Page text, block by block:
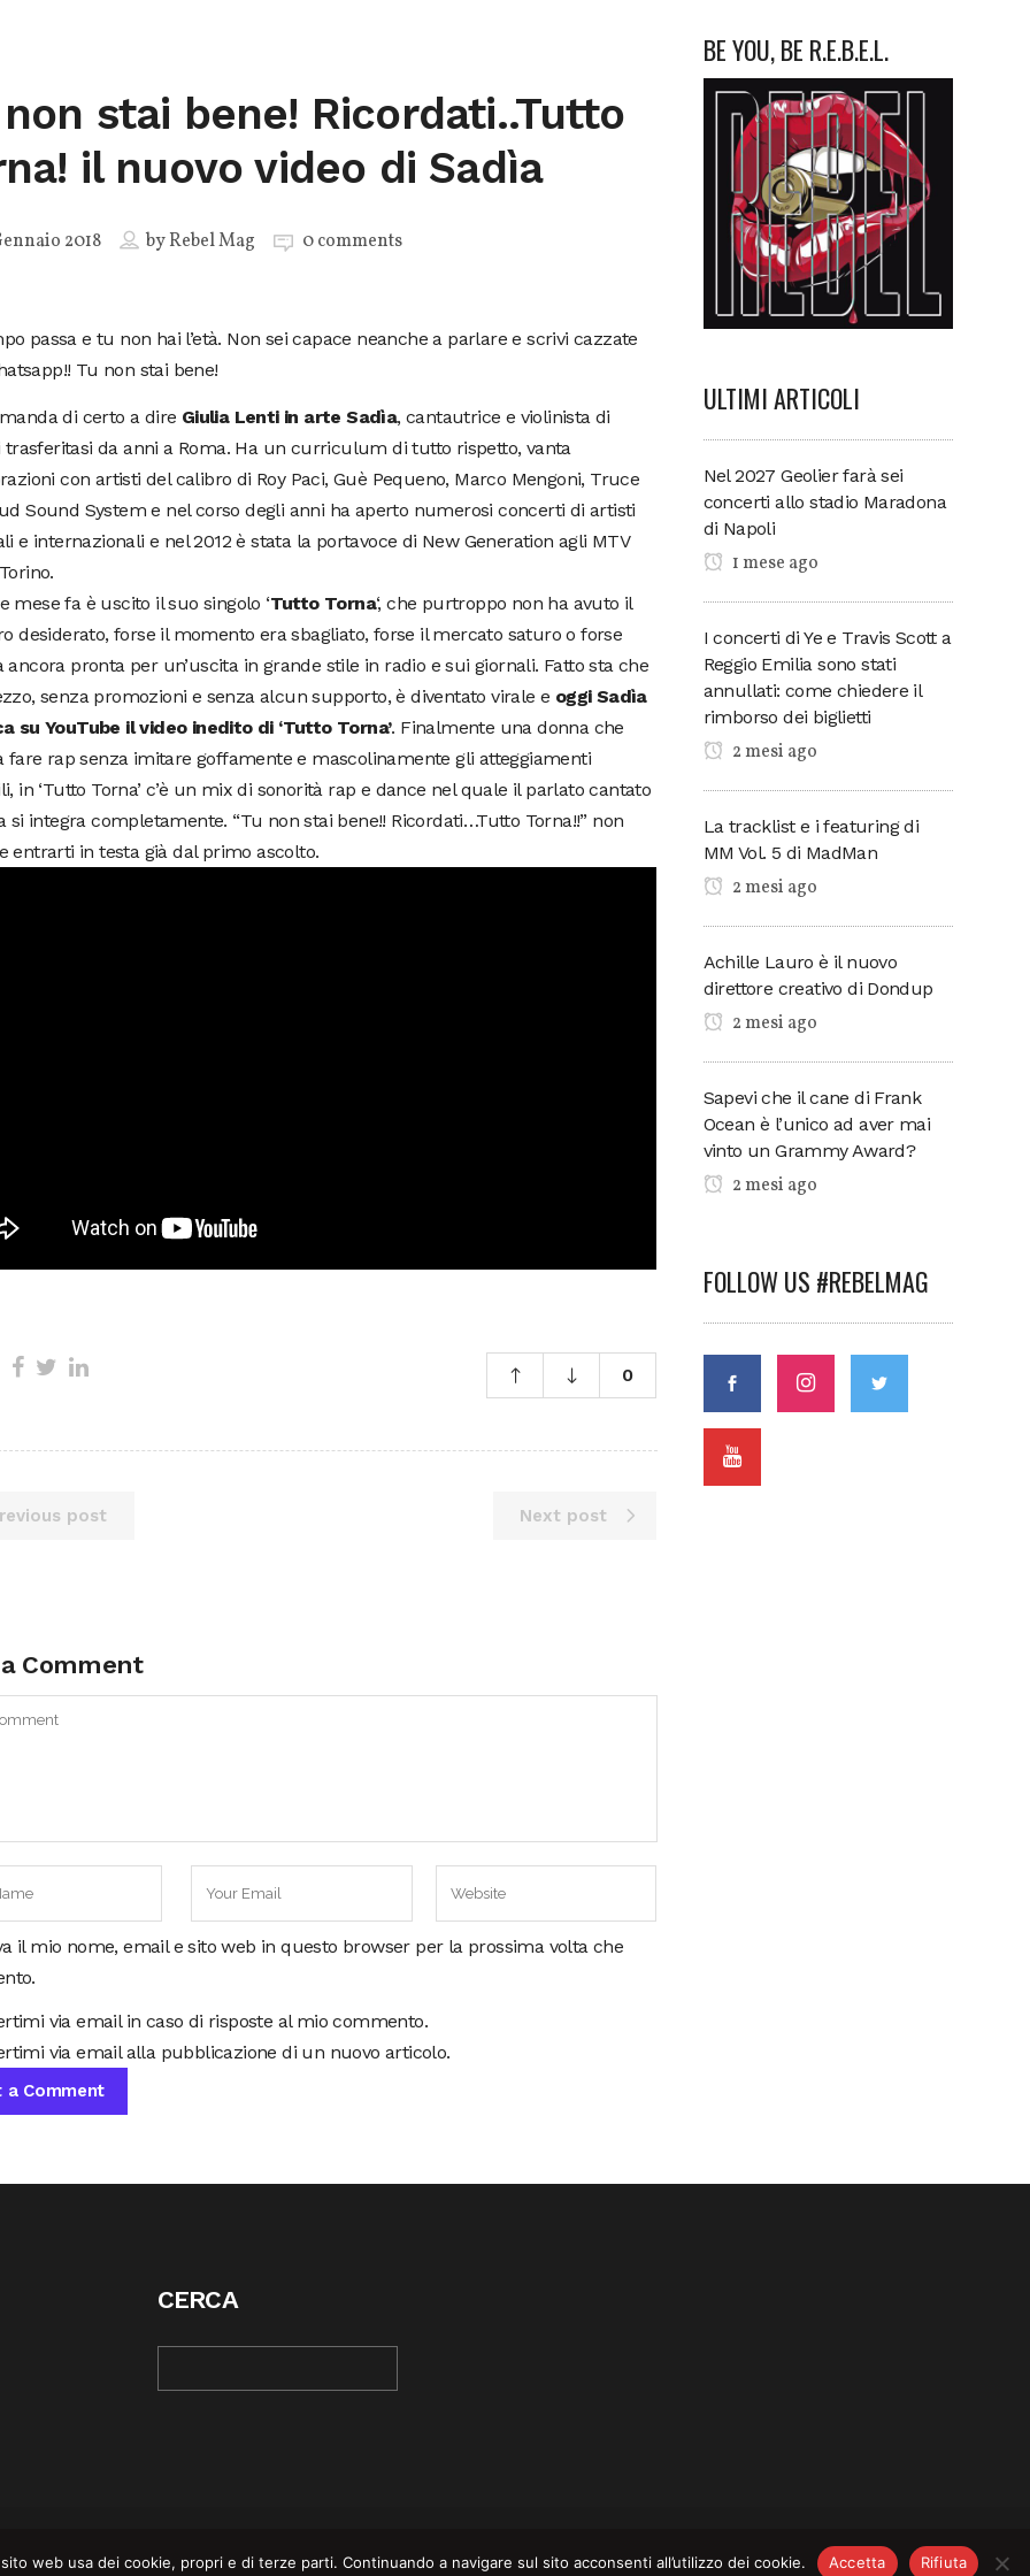
stai bene! Ricordati..Tutto
il nuovo video di Sadìa
2018 byRebel Mag 0 comments
passa e tu non hai l’età. Non sei capace neanche a parlare e scrivi cazzate
Tu non stai bene!
di certo a dire Giulia Lenti in arte Sadìa, cantautrice e violinista di
trasferitasi da anni a Roma. Ha un curriculum di tutto rispetto, vanta
con artisti del calibro di Roy Paci, Guè Pequeno, Marco Mengoni, Truce
Sound System e nel corso degli anni ha aperto numerosi concerti di artisti
e internazionali e nel 2012 è stata la portavoce di New Generation agli MTV
mese fa è uscito il suo singolo ‘Tutto Torna‘, che purtroppo non ha avuto il
desiderato, forse il momento era sbagliato, forse il mercato saturo o forse
ancora pronta per un’uscita in grande stile in radio e sui giornali. Fatto sta che
senza promozioni e senza alcun supporto, è diventato virale e oggi Sadìa
su YouTube il video inedito di ‘Tutto Torna’. Finalmente una donna che
fare rap senza imitare goffamente e mascolinamente gli atteggiamenti
in ‘Tutto Torna’ c’è un mix di sonorità rap e dance nel quale il parlato cantato
si integra completamente. “Tu non stai bene!! Ricordati…Tutto Torna!!” non
entrarti in testa già dal primo ascolto.
0
post Next post
Comment
il mio nome, email e sito web in questo browser per la prossima volta che
via email in caso di risposte al mio commento.
via email alla pubblicazione di un nuovo articolo.
BE YOU, BE R.E.B.E.L.
ULTIMI ARTICOLI
Nel 2027 Geolier farà sei
concerti allo stadio Maradona
di Napoli
1 mese ago
I concerti di Ye e Travis Scott a
Reggio Emilia sono stati
annullati: come chiedere il
rimborso dei biglietti
2 mesi ago
La tracklist e i featuring di
MM Vol. 5 di MadMan
2 mesi ago
Achille Lauro è il nuovo
direttore creativo di Dondup
2 mesi ago
Sapevi che il cane di Frank
Ocean è l’unico ad aver mai
vinto un Grammy Award?
2 mesi ago
FOLLOW US #REBELMAG
CERCA
web usa dei cookie, propri e di terze parti. Continuando a navigare sul sito acconsenti all’utilizzo dei cookie. Accetta Rifiuta